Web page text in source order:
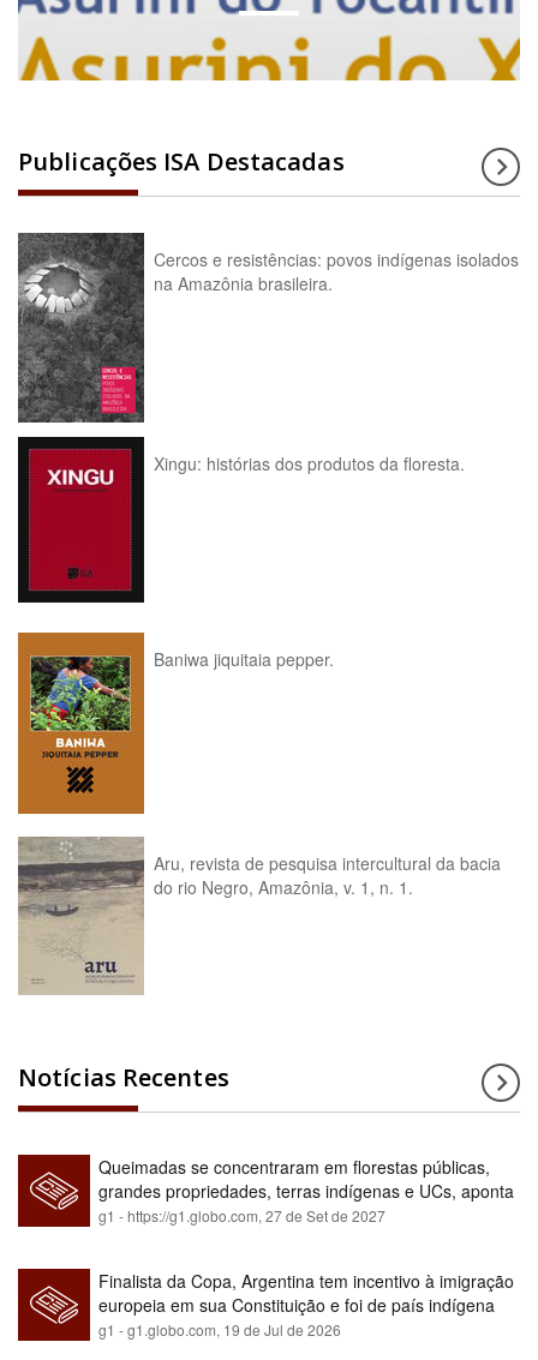
Publicações ISA Destacadas
Cercos e resistências: povos indígenas isolados
na Amazônia brasileira.
Xingu: histórias dos produtos da floresta.
Baniwa jiquitaia pepper.
Aru, revista de pesquisa intercultural da bacia
do rio Negro, Amazônia, v. 1, n. 1.
Notícias Recentes
Queimadas se concentraram em florestas públicas,
grandes propriedades, terras indígenas e UCs, aponta
relatório
g1 - https://g1.globo.com,27 de Set de 2027
Finalista da Copa, Argentina tem incentivo à imigração
europeia em sua Constituição e foi de país indígena
para maioria branca
g1 - g1.globo.com, 19 de Jul de 2026